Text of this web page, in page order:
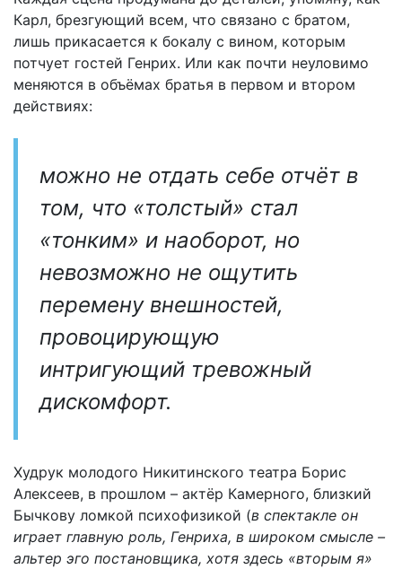
Карл, брезгующий всем, что связано с братом,
лишь прикасается к бокалу с вином, которым
потчует гостей Генрих. Или как почти неуловимо
меняются в объёмах братья в первом и втором
действиях:
можно не отдать себе отчёт в
том, что «толстый» стал
«тонким» и наоборот, но
невозможно не ощутить
перемену внешностей,
провоцирующую
интригующий тревожный
дискомфорт.
Худрук молодого Никитинского театра Борис
Алексеев, в прошлом – актёр Камерного, близкий
Бычкову ломкой психофизикой (в спектакле он
играет главную роль, Генриха, в широком смысле –
альтер эго постановщика, хотя здесь «вторым я»